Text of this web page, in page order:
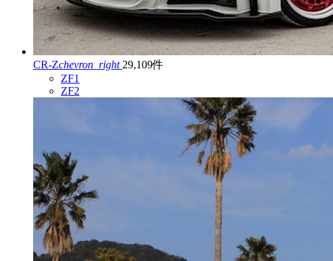
CR-Zchevron_right 29,109件
ZF1
ZF2